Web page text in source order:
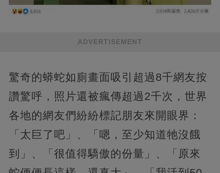
ADVERTISEMENT
驚奇的蟒蛇如廁畫面吸引超過8千網友按
讚驚呼，照片還被瘋傳超過2千次，世界
各地的網友們紛紛標記朋友來開眼界：
「太巨了吧」、「嗯，至少知道牠沒餓
到」、「很值得驕傲的份量」、「原來